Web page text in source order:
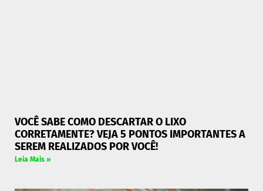
VOCÊ SABE COMO DESCARTAR O LIXO
CORRETAMENTE? VEJA 5 PONTOS IMPORTANTES A
SEREM REALIZADOS POR VOCÊ!
Leia Mais »